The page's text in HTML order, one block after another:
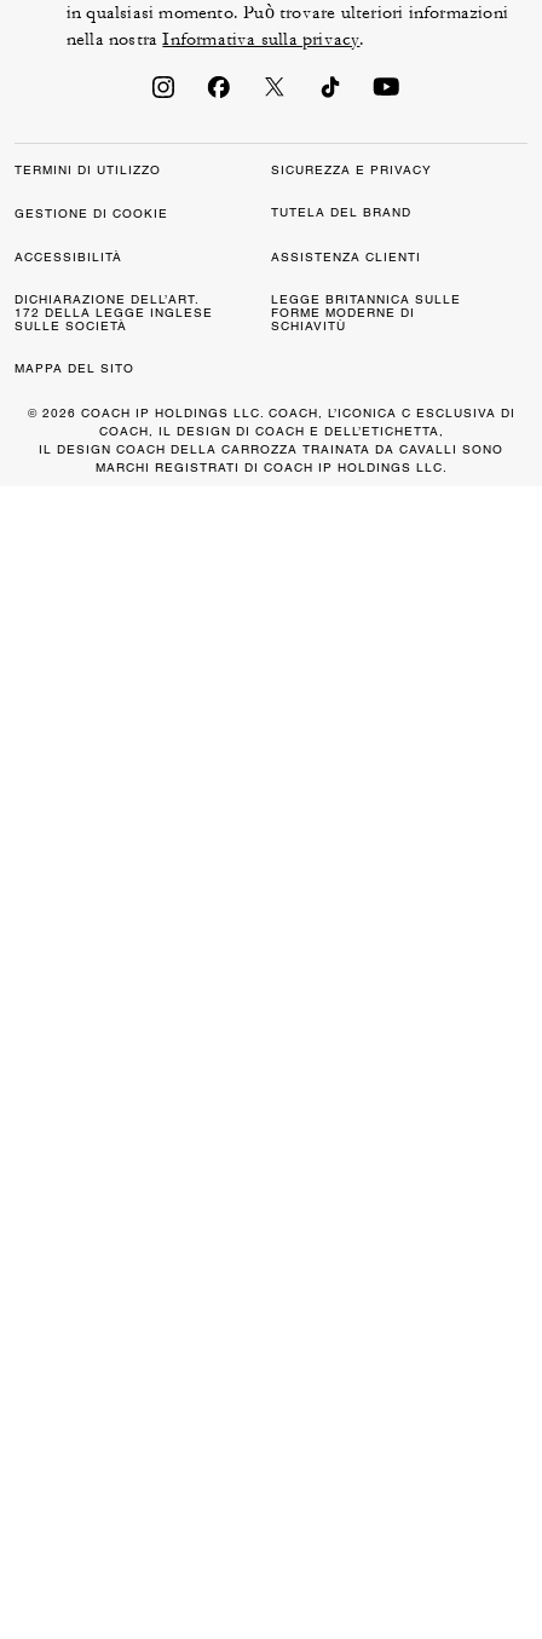
in qualsiasi momento. Può trovare ulteriori informazioni
nella nostraInformativa sulla privacy.
TERMINI DI UTILIZZO SICUREZZA E PRIVACY
GESTIONE DI COOKIE TUTELA DEL BRAND
ACCESSIBILITÀ ASSISTENZA CLIENTI
DICHIARAZIONE DELL’ART.
172 DELLA LEGGE INGLESE
SULLE SOCIETÀ
LEGGE BRITANNICA SULLE
FORME MODERNE DI
SCHIAVITÙ
MAPPA DEL SITO
© 2026 COACH IP HOLDINGS LLC. COACH, L’ICONICA C ESCLUSIVA DI
COACH, IL DESIGN DI COACH E DELL’ETICHETTA,
IL DESIGN COACH DELLA CARROZZA TRAINATA DA CAVALLI SONO
MARCHI REGISTRATI DI COACH IP HOLDINGS LLC.